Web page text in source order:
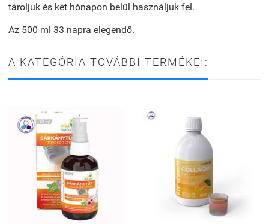
tároljuk és két hónapon belül használjuk fel.
Az 500 ml 33 napra elegendő.
A KATEGÓRIA TOVÁBBI TERMÉKEI: